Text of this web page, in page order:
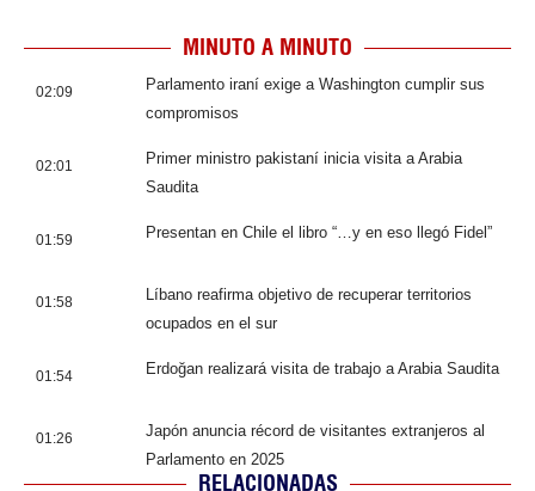
MINUTO A MINUTO
02:09
Parlamento iraní exige a Washington cumplir sus
compromisos
02:01
Primer ministro pakistaní inicia visita a Arabia
Saudita
01:59 Presentan en Chile el libro “…y en eso llegó Fidel”
01:58
Líbano reafirma objetivo de recuperar territorios
ocupados en el sur
01:54 Erdoğan realizará visita de trabajo a Arabia Saudita
01:26
Japón anuncia récord de visitantes extranjeros al
Parlamento en 2025
RELACIONADAS